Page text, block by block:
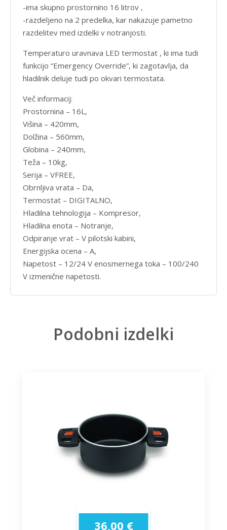
-ima skupno prostornino 16 litrov ,
-razdeljeno na 2 predelka, kar nakazuje pametno
razdelitev med izdelki v notranjosti.
Temperaturo uravnava LED termostat , ki ima tudi
funkcijo “Emergency Override”, ki zagotavlja, da
hladilnik deluje tudi po okvari termostata.
Več informacij:
Prostornina – 16L,
Višina – 420mm,
Dolžina – 560mm,
Globina – 240mm,
Teža – 10kg,
Serija – VFREE,
Obrnljiva vrata – Da,
Termostat – DIGITALNO,
Hladilna tehnologija – Kompresor,
Hladilna enota – Notranje,
Odpiranje vrat – V pilotski kabini,
Energijska ocena – A,
Napetost – 12/24 V enosmernega toka – 100/240
V izmenične napetosti.
Podobni izdelki
36,00 €